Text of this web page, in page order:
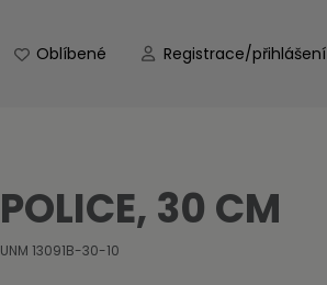
Oblíbené Registrace/přihlášení
POLICE, 30 CM
UNM 13091B-30-10